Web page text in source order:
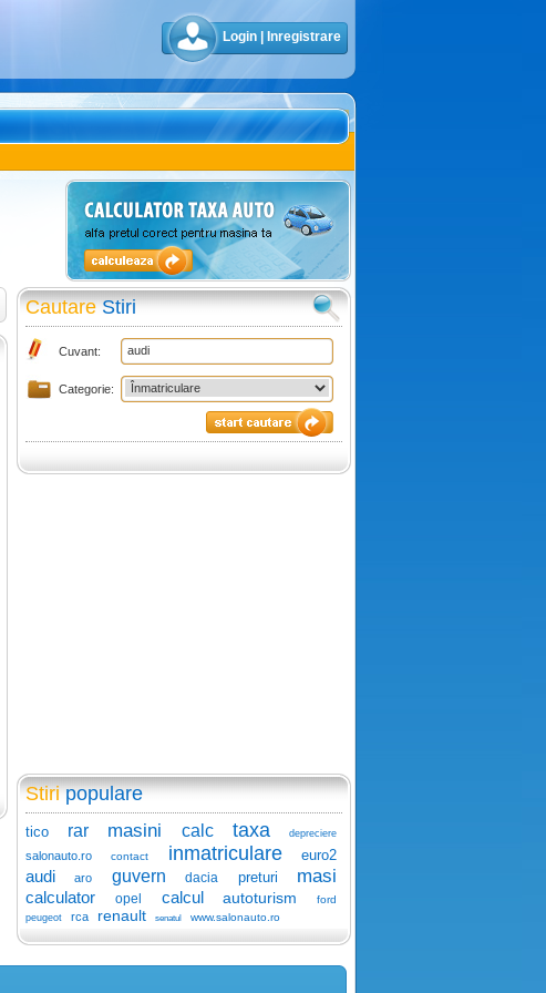
Login Inregistrare
CautareStiri
Cuvant:
Categorie:
Stiripopulare
tico rar masini calc taxa depreciere
salonauto.ro contact inmatriculare euro2
audi aro guvern dacia preturi masi
calculator opel calcul autoturism ford
peugeot rca renault senatul www.salonauto.ro